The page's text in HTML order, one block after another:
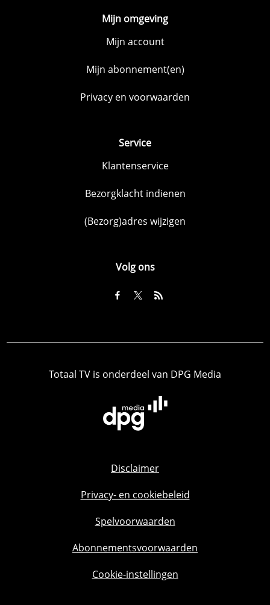
Mijn omgeving
Mijn account
Mijn abonnement(en)
Privacy en voorwaarden
Service
Klantenservice
Bezorgklacht indienen
(Bezorg)adres wijzigen
Volg ons
Totaal TV is onderdeel van DPG Media
Disclaimer
Privacy- en cookiebeleid
Spelvoorwaarden
Abonnementsvoorwaarden
Cookie-instellingen